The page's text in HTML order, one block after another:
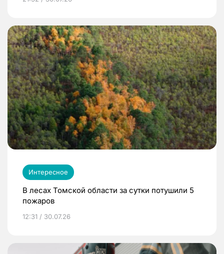
Интересное
В лесах Томской области за сутки потушили 5
пожаров
12:31 / 30.07.26